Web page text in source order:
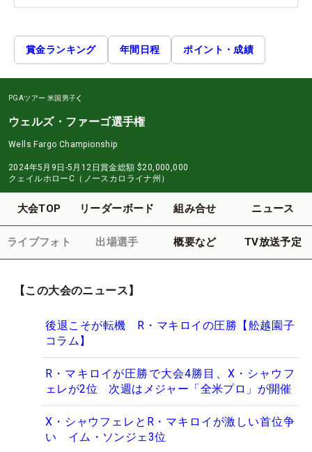
賞金ランキング 年間日程 ポイント・成績
PGAツアー 米国男子
ウェルズ・ファーゴ選手権
Wells Fargo Championship
2024年5月9日-5月12日賞金総額 $20,000,000
クェイルホローC（ノースカロライナ州）
大会TOP リーダーボード 組み合せ ニュース
ライブフォト 出場選手 概要など TV放送予定
【この大会のニュース】
後退こそが転機 R・マキロイの圧勝【舩越園子
コラム】
R・マキロイが圧勝で大会4勝目、X・シャウフ
ェレが2位 次週はメジャー「全米プロ」が開催
X・シャウフェレとR・マキロイが激しい首位争
い イム・ソンジェ3位